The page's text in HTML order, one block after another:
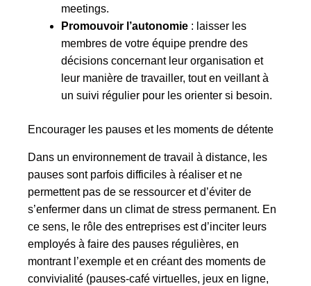
meetings.
Promouvoir l’autonomie : laisser les
membres de votre équipe prendre des
décisions concernant leur organisation et
leur manière de travailler, tout en veillant à
un suivi régulier pour les orienter si besoin.
Encourager les pauses et les moments de détente
Dans un environnement de travail à distance, les
pauses sont parfois difficiles à réaliser et ne
permettent pas de se ressourcer et d’éviter de
s’enfermer dans un climat de stress permanent. En
ce sens, le rôle des entreprises est d’inciter leurs
employés à faire des pauses régulières, en
montrant l’exemple et en créant des moments de
convivialité (pauses-café virtuelles, jeux en ligne,